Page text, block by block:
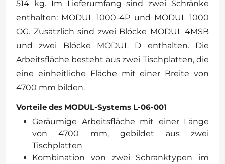
514 kg. Im Lieferumfang sind zwei Schränke
enthalten: MODUL 1000-4P und MODUL 1000
OG. Zusätzlich sind zwei Blöcke MODUL 4MSB
und zwei Blöcke MODUL D enthalten. Die
Arbeitsfläche besteht aus zwei Tischplatten, die
eine einheitliche Fläche mit einer Breite von
4700 mm bilden.
Vorteile des MODUL-Systems L-06-001
Geräumige Arbeitsfläche mit einer Länge
von 4700 mm, gebildet aus zwei
Tischplatten
Kombination von zwei Schranktypen im